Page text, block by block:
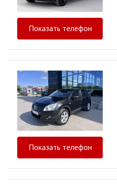
Показать телефон
Показать телефон